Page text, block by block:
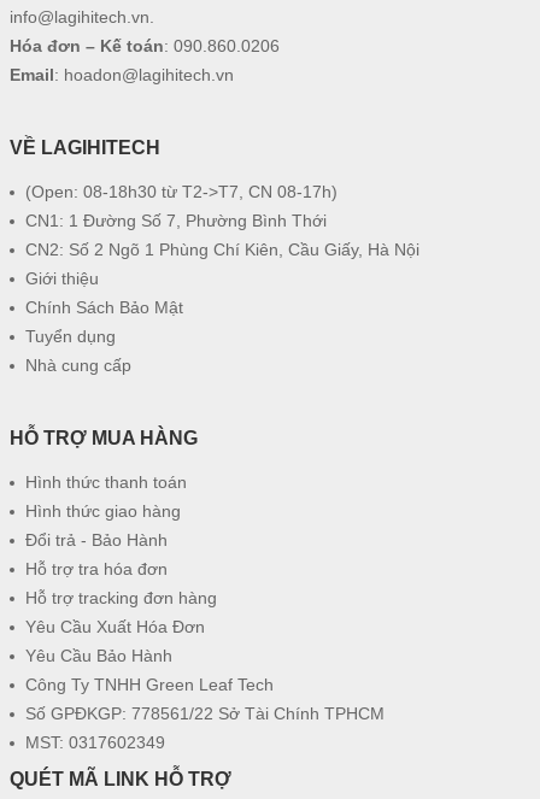
info@lagihitech.vn.
Hóa đơn – Kế toán: 090.860.0206
Email: hoadon@lagihitech.vn
VỀ LAGIHITECH
(Open: 08-18h30 từ T2->T7, CN 08-17h)
CN1: 1 Đường Số 7, Phường Bình Thới
CN2: Số 2 Ngõ 1 Phùng Chí Kiên, Cầu Giấy, Hà Nội
Giới thiệu
Chính Sách Bảo Mật
Tuyển dụng
Nhà cung cấp
HỖ TRỢ MUA HÀNG
Hình thức thanh toán
Hình thức giao hàng
Đổi trả - Bảo Hành
Hỗ trợ tra hóa đơn
Hỗ trợ tracking đơn hàng
Yêu Cầu Xuất Hóa Đơn
Yêu Cầu Bảo Hành
Công Ty TNHH Green Leaf Tech
Số GPĐKGP: 778561/22 Sở Tài Chính TPHCM
MST: 0317602349
QUÉT MÃ LINK HỖ TRỢ